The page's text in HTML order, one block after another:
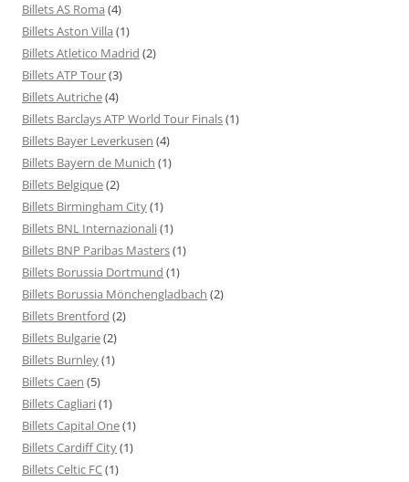
Billets AS Roma (4)
Billets Aston Villa (1)
Billets Atletico Madrid (2)
Billets ATP Tour(3)
Billets Autriche(4)
Billets Barclays ATP World Tour Finals(1)
Billets Bayer Leverkusen (4)
Billets Bayern de Munich (1)
Billets Belgique(2)
Billets Birmingham City(1)
Billets BNL Internazionali(1)
Billets BNP Paribas Masters(1)
Billets Borussia Dortmund (1)
Billets Borussia Mönchengladbach (2)
Billets Brentford (2)
Billets Bulgarie(2)
Billets Burnley(1)
Billets Caen (5)
Billets Cagliari(1)
Billets Capital One(1)
Billets Cardiff City(1)
Billets Celtic FC(1)